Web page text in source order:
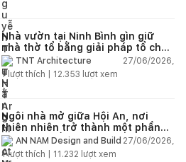
Nhà vườn tại Ninh Bình gìn giữ
nhà thờ tổ bằng giải pháp tổ chức
lại không gian
TNT Architecture
27/06/2026,
1lượt thích | 12.353 lượt xem
Ngôi nhà mở giữa Hội An, nơi
thiên nhiên trở thành một phần
của cuộc sống
AN NAM Design and Build 27/06/2026,
1lượt thích | 11.232 lượt xem